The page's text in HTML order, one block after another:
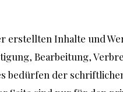
erstellten Inhalte und
Bearbeitung,
bedürfen der